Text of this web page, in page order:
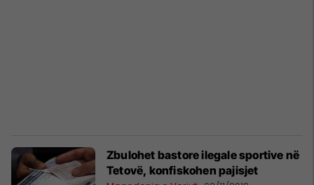
Zbulohet bastore ilegale sportive në
Tetovë, konfiskohen pajisjet